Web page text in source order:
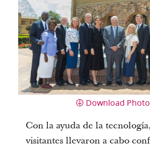
Download Photo
Con la ayuda de la
visitantes llevaron a cabo